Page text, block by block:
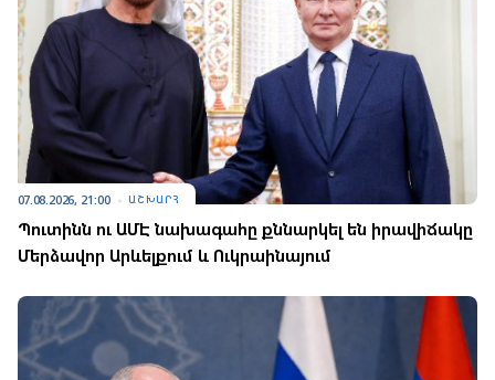
07.08.2026, 21:00 ԱՇԽԱՐՀ
Պուտինն ու ԱՄԷ նախագահը քննարկել են իրավիճակը
Մերձավոր Արևելքում և Ուկրաինայում